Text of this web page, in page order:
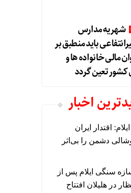
شهریه مدارس
باید منطبق بر
مالی خانواده ها و
تعین گردد
اخبار
اقتدار ایران
دشمن را بی‌اثر
سنگی ایلام پس از
در هلیلان افتتاح